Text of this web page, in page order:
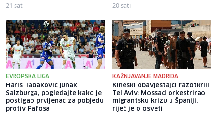
21 sat 20 sati
EVROPSKA LIGA
Haris Tabaković junak
Salzburga, pogledajte kako je
postigao prvijenac za pobjedu
protiv Pafosa
KAŽNJAVANJE MADRIDA
Kineski obavještajci razotkrili
Tel Aviv: Mossad orkestrirao
migrantsku krizu u Španiji,
riječ je o osveti